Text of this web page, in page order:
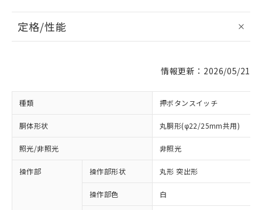
定格/性能
情報更新：2026/05/21
種類 押ボタンスイッチ
胴体形状 丸胴形(φ22/25mm共用)
照光/非照光 非照光
操作部 操作部形状 丸形 突出形
操作部色 白